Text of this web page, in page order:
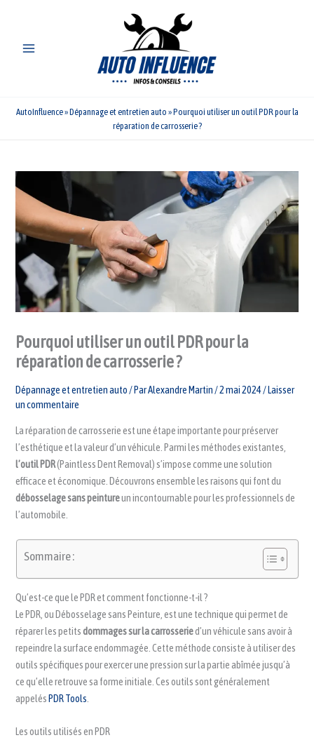
AutoInfluence»Dépannage et entretien auto »Pourquoi utiliser un outil PDR pour la
réparation de carrosserie ?
Pourquoi utiliser un outil PDR pour la
réparation de carrosserie ?
Dépannage et entretien auto / ParAlexandre Martin /2 mai 2024/Laisser
un commentaire
La réparation de carrosserie est une étape importante pour préserver
l’esthétique et la valeur d’un véhicule. Parmi les méthodes existantes,
l’outil PDR(Paintless Dent Removal) s’impose comme une solution
efficace et économique. Découvrons ensemble les raisons qui font du
débosselage sans peintureun incontournable pour les professionnels de
l’automobile.
Sommaire :
Qu’est-ce que le PDR et comment fonctionne-t-il ?
Le PDR, ou Débosselage sans Peinture, est une technique qui permet de
réparer les petitsdommages sur la carrosseried’un véhicule sans avoir à
repeindre la surface endommagée. Cette méthode consiste à utiliser des
outils spécifiques pour exercer une pression sur la partie abîmée jusqu’à
ce qu’elle retrouve sa forme initiale. Ces outils sont généralement
appelésPDR Tools
Les outils utilisés en PDR